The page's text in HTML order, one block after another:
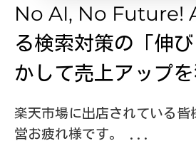
No AI, No Future!
る検索対策の「伸
かして売上アップを
楽天市場に出店されている皆
営お疲れ様です。 ...